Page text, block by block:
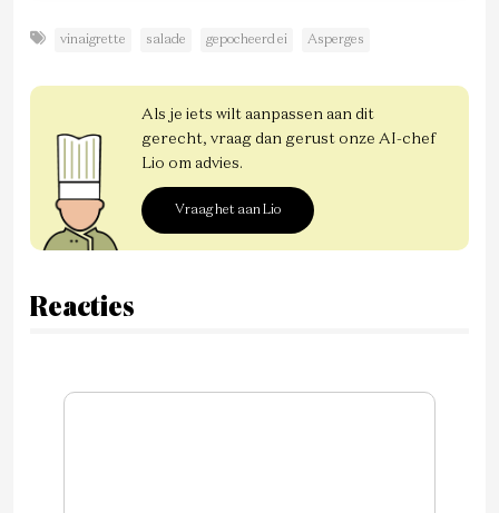
vinaigrette salade gepocheerd ei Asperges
Als je iets wilt aanpassen aan dit
gerecht, vraag dan gerust onze AI-chef
Lio om advies.
Vraag het aan Lio
Reacties